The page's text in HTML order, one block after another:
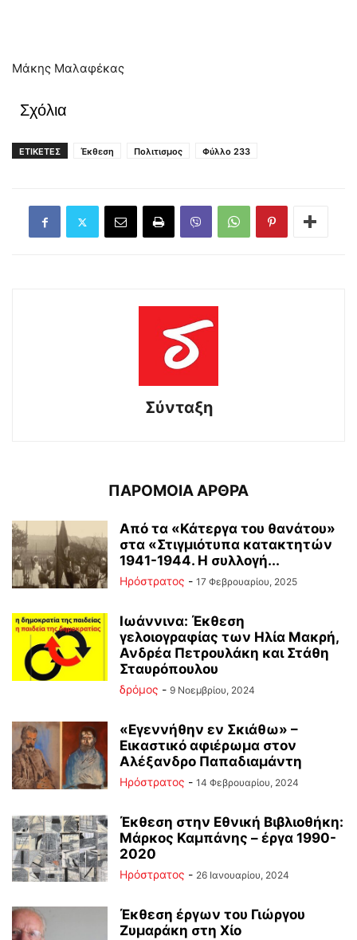
Μάκης Μαλαφέκας
Σχόλια
ΕΤΙΚΕΤΕΣ Έκθεση Πολιτισμος Φύλλο 233
Σύνταξη
ΠΑΡΟΜΟΙΑ ΑΡΘΡΑ
Από τα «Κάτεργα του θανάτου»
στα «Στιγμιότυπα κατακτητών
1941-1944. Η συλλογή...
Ηρόστρατος - 17 Φεβρουαρίου, 2025
Ιωάννινα: Έκθεση
γελοιογραφίας των Ηλία Μακρή,
Ανδρέα Πετρουλάκη και Στάθη
Σταυρόπουλου
δρόμος - 9 Νοεμβρίου, 2024
«Εγεννήθην εν Σκιάθω» –
Εικαστικό αφιέρωμα στον
Αλέξανδρο Παπαδιαμάντη
Ηρόστρατος - 14 Φεβρουαρίου, 2024
Έκθεση στην Εθνική Βιβλιοθήκη:
Μάρκος Καμπάνης – έργα 1990-
2020
Ηρόστρατος - 26 Ιανουαρίου, 2024
Έκθεση έργων του Γιώργου
Ζυμαράκη στη Χίο